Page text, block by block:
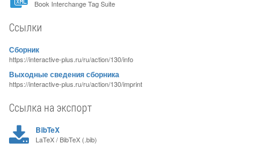
Book Interchange Tag Suite
Ссылки
Сборник
https://interactive-plus.ru/ru/action/130/info
Выходные сведения сборника
https://interactive-plus.ru/ru/action/130/imprint
Ссылка на экспорт
BibTeX
LaTeX / BibTeX (.bib)